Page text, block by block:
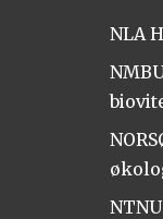
NLA
NTNU